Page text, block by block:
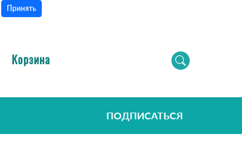
Принять
Корзина
ПОДПИСАТЬСЯ